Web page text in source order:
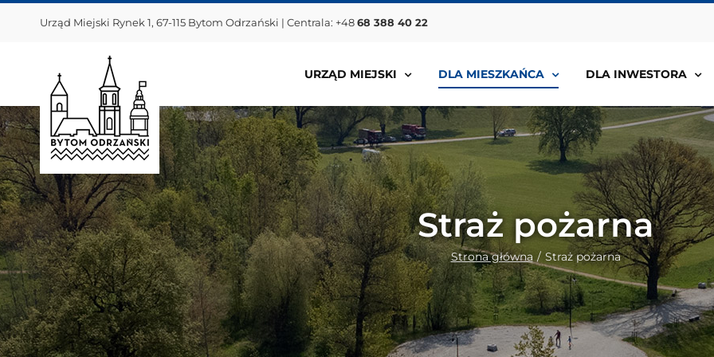
Przejdź
Urząd Miejski Rynek 1, 67-115 Bytom Odrzański | Centrala: +4868 388 40 22
URZĄD MIEJSKI DLA MIESZKAŃCA DLA INWESTORA
Straż pożarna
Strona główna Straż pożarna